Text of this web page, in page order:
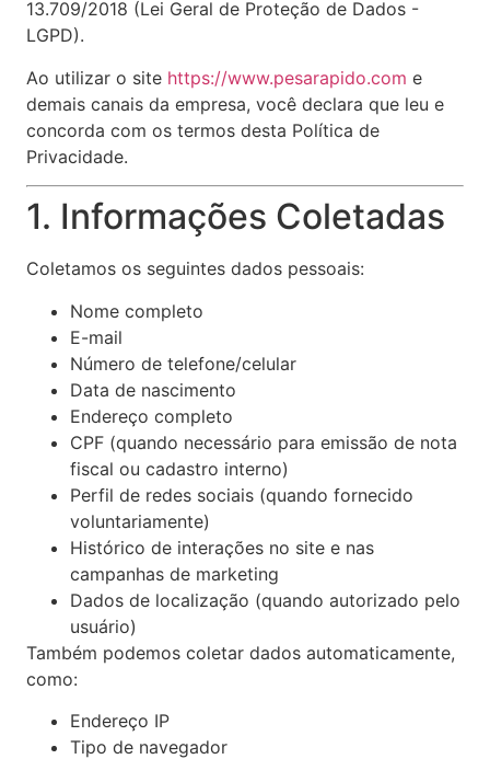
13.709/2018 (Lei Geral de Proteção de Dados -
LGPD).
Ao utilizar o site https://www.pesarapido.com e
demais canais da empresa, você declara que leu e
concorda com os termos desta Política de
Privacidade.
1. Informações Coletadas
Coletamos os seguintes dados pessoais:
Nome completo
E-mail
Número de telefone/celular
Data de nascimento
Endereço completo
CPF (quando necessário para emissão de nota
fiscal ou cadastro interno)
Perfil de redes sociais (quando fornecido
voluntariamente)
Histórico de interações no site e nas
campanhas de marketing
Dados de localização (quando autorizado pelo
usuário)
Também podemos coletar dados automaticamente,
como:
Endereço IP
Tipo de navegador